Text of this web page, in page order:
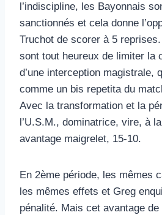
l’indiscipline, les Bayonnais
sanctionnés et cela donne
Truchot de scorer à 5
sont tout heureux de limiter la
d’une interception magistrale,
comme un bis repetita du
Avec la transformation et la
l’U.S.M., dominatrice, vire, à
avantage maigrelet, 15-10.
En 2ème période, les mêmes
les mêmes effets et Greg
pénalité. Mais cet avantage